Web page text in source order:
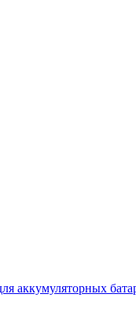
аккумуляторных